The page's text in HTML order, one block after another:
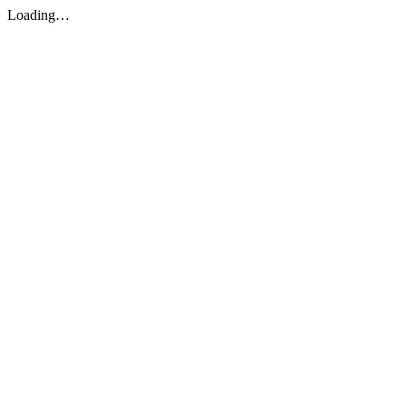
Loading…